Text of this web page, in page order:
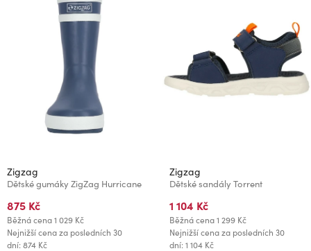
Zigzag
Dětské gumáky ZigZag Hurricane
875 Kč
Běžná cena1 029 Kč
Nejnižší cena za posledních 30
dní: 874 Kč
Zigzag
Dětské sandály Torrent
1 104 Kč
Běžná cena1 299 Kč
Nejnižší cena za posledních 30
dní: 1 104 Kč